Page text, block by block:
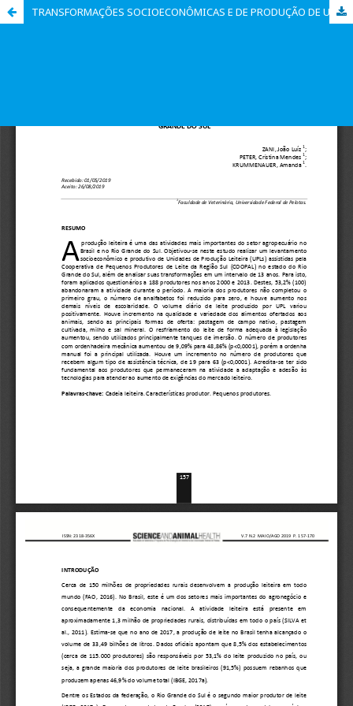
TRANSFORMAÇÕES SOCIOECONÔMICAS E DE PRODUÇÃO DE UNIDADES DE PRODUÇÃO LEITEIRA (UPLS) DE UMA COOPERATIVA NA REGIÃO SUL DO RIO GRANDE DO SUL